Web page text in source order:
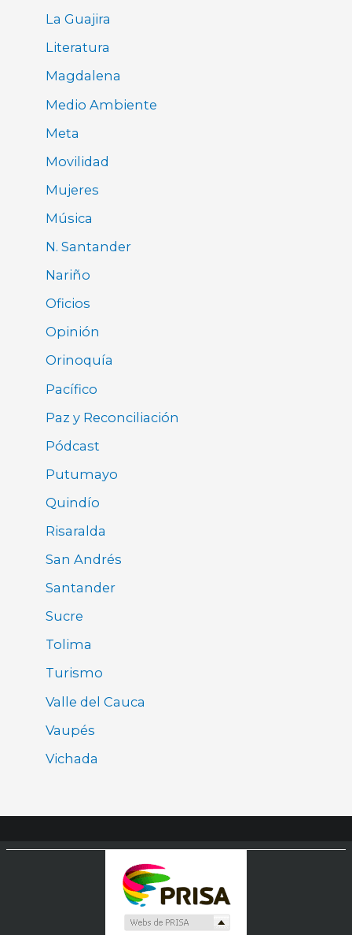
La Guajira
Literatura
Magdalena
Medio Ambiente
Meta
Movilidad
Mujeres
Música
N. Santander
Nariño
Oficios
Opinión
Orinoquía
Pacífico
Paz y Reconciliación
Pódcast
Putumayo
Quindío
Risaralda
San Andrés
Santander
Sucre
Tolima
Turismo
Valle del Cauca
Vaupés
Vichada